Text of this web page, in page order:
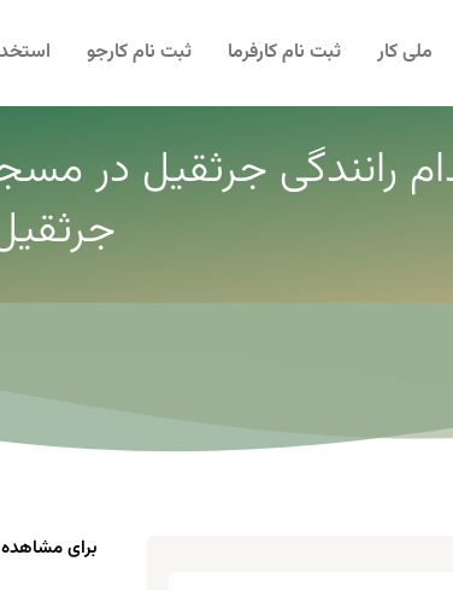
ملی کار ثبت نام کارفرما ثبت نام کارجو
رانندگی جرثقیل در
برای